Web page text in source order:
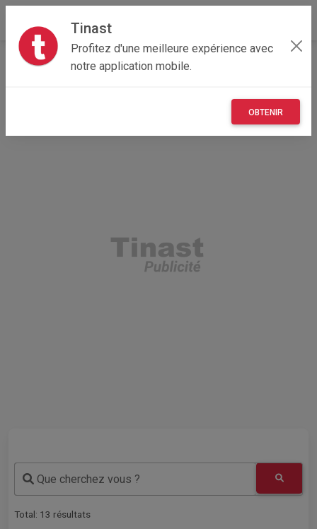
Tinast
Profitez d'une meilleure expérience avec
notre application mobile.
OBTENIR
Accueil Recherche Corse
2A - Corse-du-Sud
Que cherchez vous ?
Total: 13 résultats